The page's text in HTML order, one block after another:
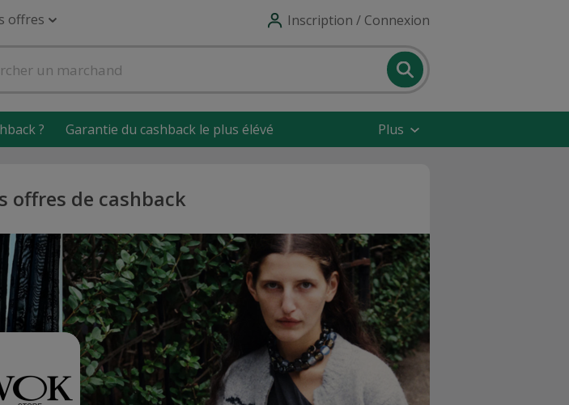
offres Inscription / Connexion
? Garantie du cashback le plus élévé Plus
offres de cashback